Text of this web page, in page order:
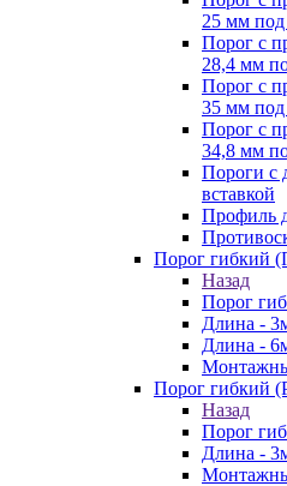
25 мм
Порог с
28,4 мм
Порог с
35 мм
Порог с
34,8 мм
Пороги с
вставкой
Профиль
Порог гибкий
Назад
Порог
Длина -
Длина -
Порог гибкий
Назад
Порог
Длина -